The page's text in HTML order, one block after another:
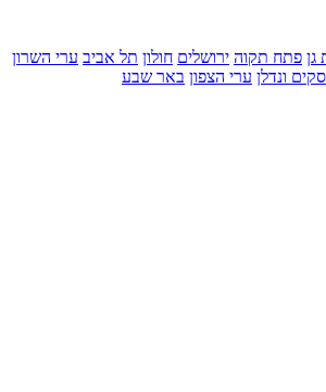
תקוה ירושלים חולון תל אביב ערי השרון
ערי הצפון באר שבע